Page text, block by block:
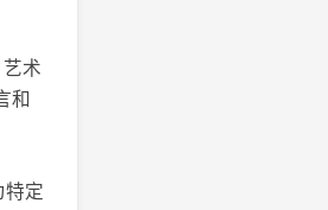
术
和
特定